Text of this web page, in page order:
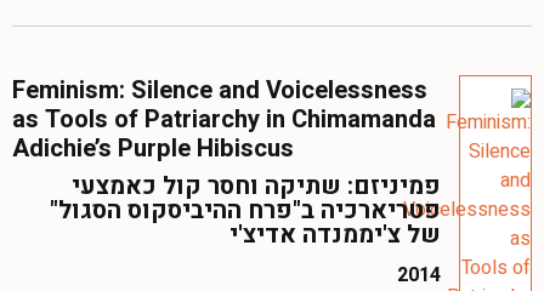
Feminism: Silence and Voicelessness
as Tools of Patriarchy in Chimamanda
Adichie’s Purple Hibiscus
פמיניזם: שתיקה וחסר קול כאמצעי
פטריארכיה ב"פרח ההיביסקוס הסגול"
של צ'יממנדה אדיצ'י
2014